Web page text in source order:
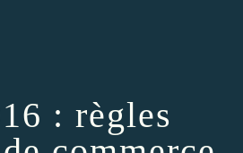
: règles